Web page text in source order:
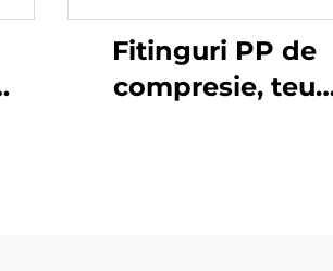
Fitinguri PP de
compresie, teu